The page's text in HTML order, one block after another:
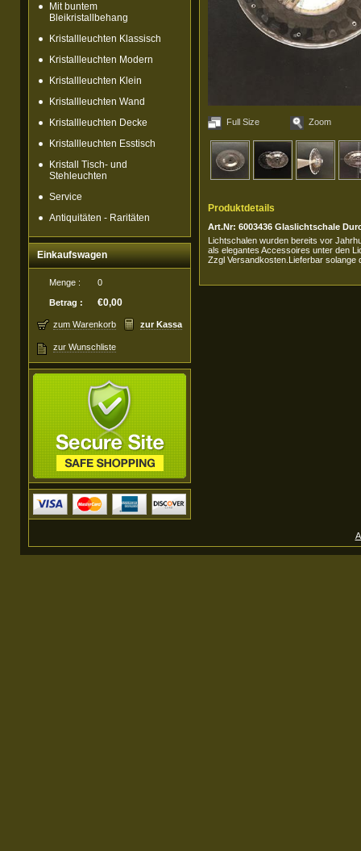
Mit buntem
Bleikristallbehang
Kristallleuchten Klassisch
Kristallleuchten Modern
Kristallleuchten Klein
Kristallleuchten Wand
Kristallleuchten Decke
Kristallleuchten Esstisch
Kristall Tisch- und
Stehleuchten
Service
Antiquitäten - Raritäten
Einkaufswagen
Menge : 0
Betrag : €0,00
zum Warenkorb zur Kassa
zur Wunschliste
Full Size Zoom
Produktdetails
Art.Nr: 6003436 Glaslichtschale
Lichtschalen wurden bereits vor
als elegantes Accessoires unter den
Zzgl Versandkosten.Lieferbar solange